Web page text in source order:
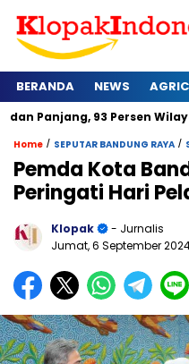
BERANDA NEWS
93 Persen Wilayah Alami
Home / SEPUTAR BANDUNG RAYA /
Pemda Kota
Peringati Hari
Klopak
- Jurnalis
Jumat, 6 September